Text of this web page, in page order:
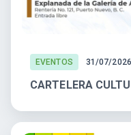
EVENTOS 31/07/2026
CARTELERA